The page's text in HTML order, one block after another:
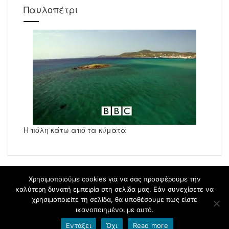
Παυλοπέτρι
Η πόλη κάτω από τα κύματα
blogs.sch.gr
Χρησιμοποιούμε cookies για να σας προσφέρουμε την
καλύτερη δυνατή εμπειρία στη σελίδα μας. Εάν συνεχίσετε να
χρησιμοποιείτε τη σελίδα, θα υποθέσουμε πως είστε
ικανοποιημένοι με αυτό.
Εντάξει
Όχι Read more